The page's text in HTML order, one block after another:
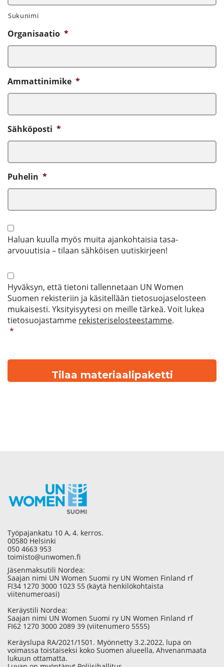
Sukunimi
Organisaatio *
Ammattinimike *
Sähköposti *
Puhelin *
Hyväksyn
tietojeni
tallentamisen
Haluan kuulla myös muita ajankohtaisia tasa-
arvouutisia – tilaan sähköisen uutiskirjeen!
Hyväksyn
tietojeni
tallentamisen *
Hyväksyn, että tietoni tallennetaan UN Women
Suomen rekisteriin ja käsitellään tietosuojaselosteen
mukaisesti. Yksityisyytesi on meille tärkeä. Voit lukea
tietosuojastamme rekisteriselosteestamme.
*
Työpajankatu 10 A, 4. kerros.
00580 Helsinki
050 4663 953
toimisto@unwomen.fi
Jäsenmaksutili Nordea:
Saajan nimi UN Women Suomi ry UN Women Finland rf
FI34 1270 3000 1023 55 (käytä henkilökohtaista
viitenumeroasi)
Keräystili Nordea:
Saajan nimi UN Women Suomi ry UN Women Finland rf
FI62 1270 3000 2089 39 (viitenumero 5555)
Keräyslupa RA/2021/1501. Myönnetty 3.2.2022, lupa on
voimassa toistaiseksi koko Suomen alueella, Ahvenanmaata
lukuun ottamatta.